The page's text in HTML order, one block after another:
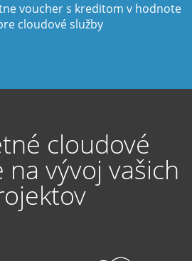
voucher s kreditom v hodnote
cloudové služby
cloudové
vývoj vašich